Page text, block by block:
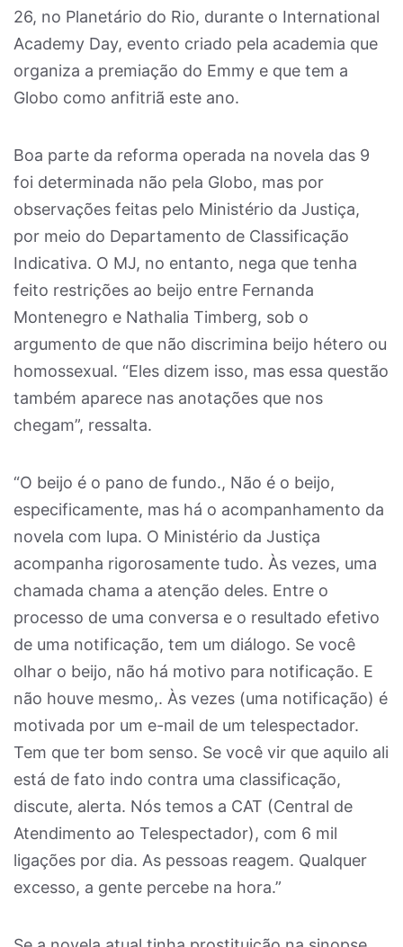
26, no Planetário do Rio, durante o International
Academy Day, evento criado pela academia que
organiza a premiação do Emmy e que tem a
Globo como anfitriã este ano.
Boa parte da reforma operada na novela das 9
foi determinada não pela Globo, mas por
observações feitas pelo Ministério da Justiça,
por meio do Departamento de Classificação
Indicativa. O MJ, no entanto, nega que tenha
feito restrições ao beijo entre Fernanda
Montenegro e Nathalia Timberg, sob o
argumento de que não discrimina beijo hétero ou
homossexual. “Eles dizem isso, mas essa questão
também aparece nas anotações que nos
chegam”, ressalta.
“O beijo é o pano de fundo., Não é o beijo,
especificamente, mas há o acompanhamento da
novela com lupa. O Ministério da Justiça
acompanha rigorosamente tudo. Às vezes, uma
chamada chama a atenção deles. Entre o
processo de uma conversa e o resultado efetivo
de uma notificação, tem um diálogo. Se você
olhar o beijo, não há motivo para notificação. E
não houve mesmo,. Às vezes (uma notificação) é
motivada por um e-mail de um telespectador.
Tem que ter bom senso. Se você vir que aquilo ali
está de fato indo contra uma classificação,
discute, alerta. Nós temos a CAT (Central de
Atendimento ao Telespectador), com 6 mil
ligações por dia. As pessoas reagem. Qualquer
excesso, a gente percebe na hora.”